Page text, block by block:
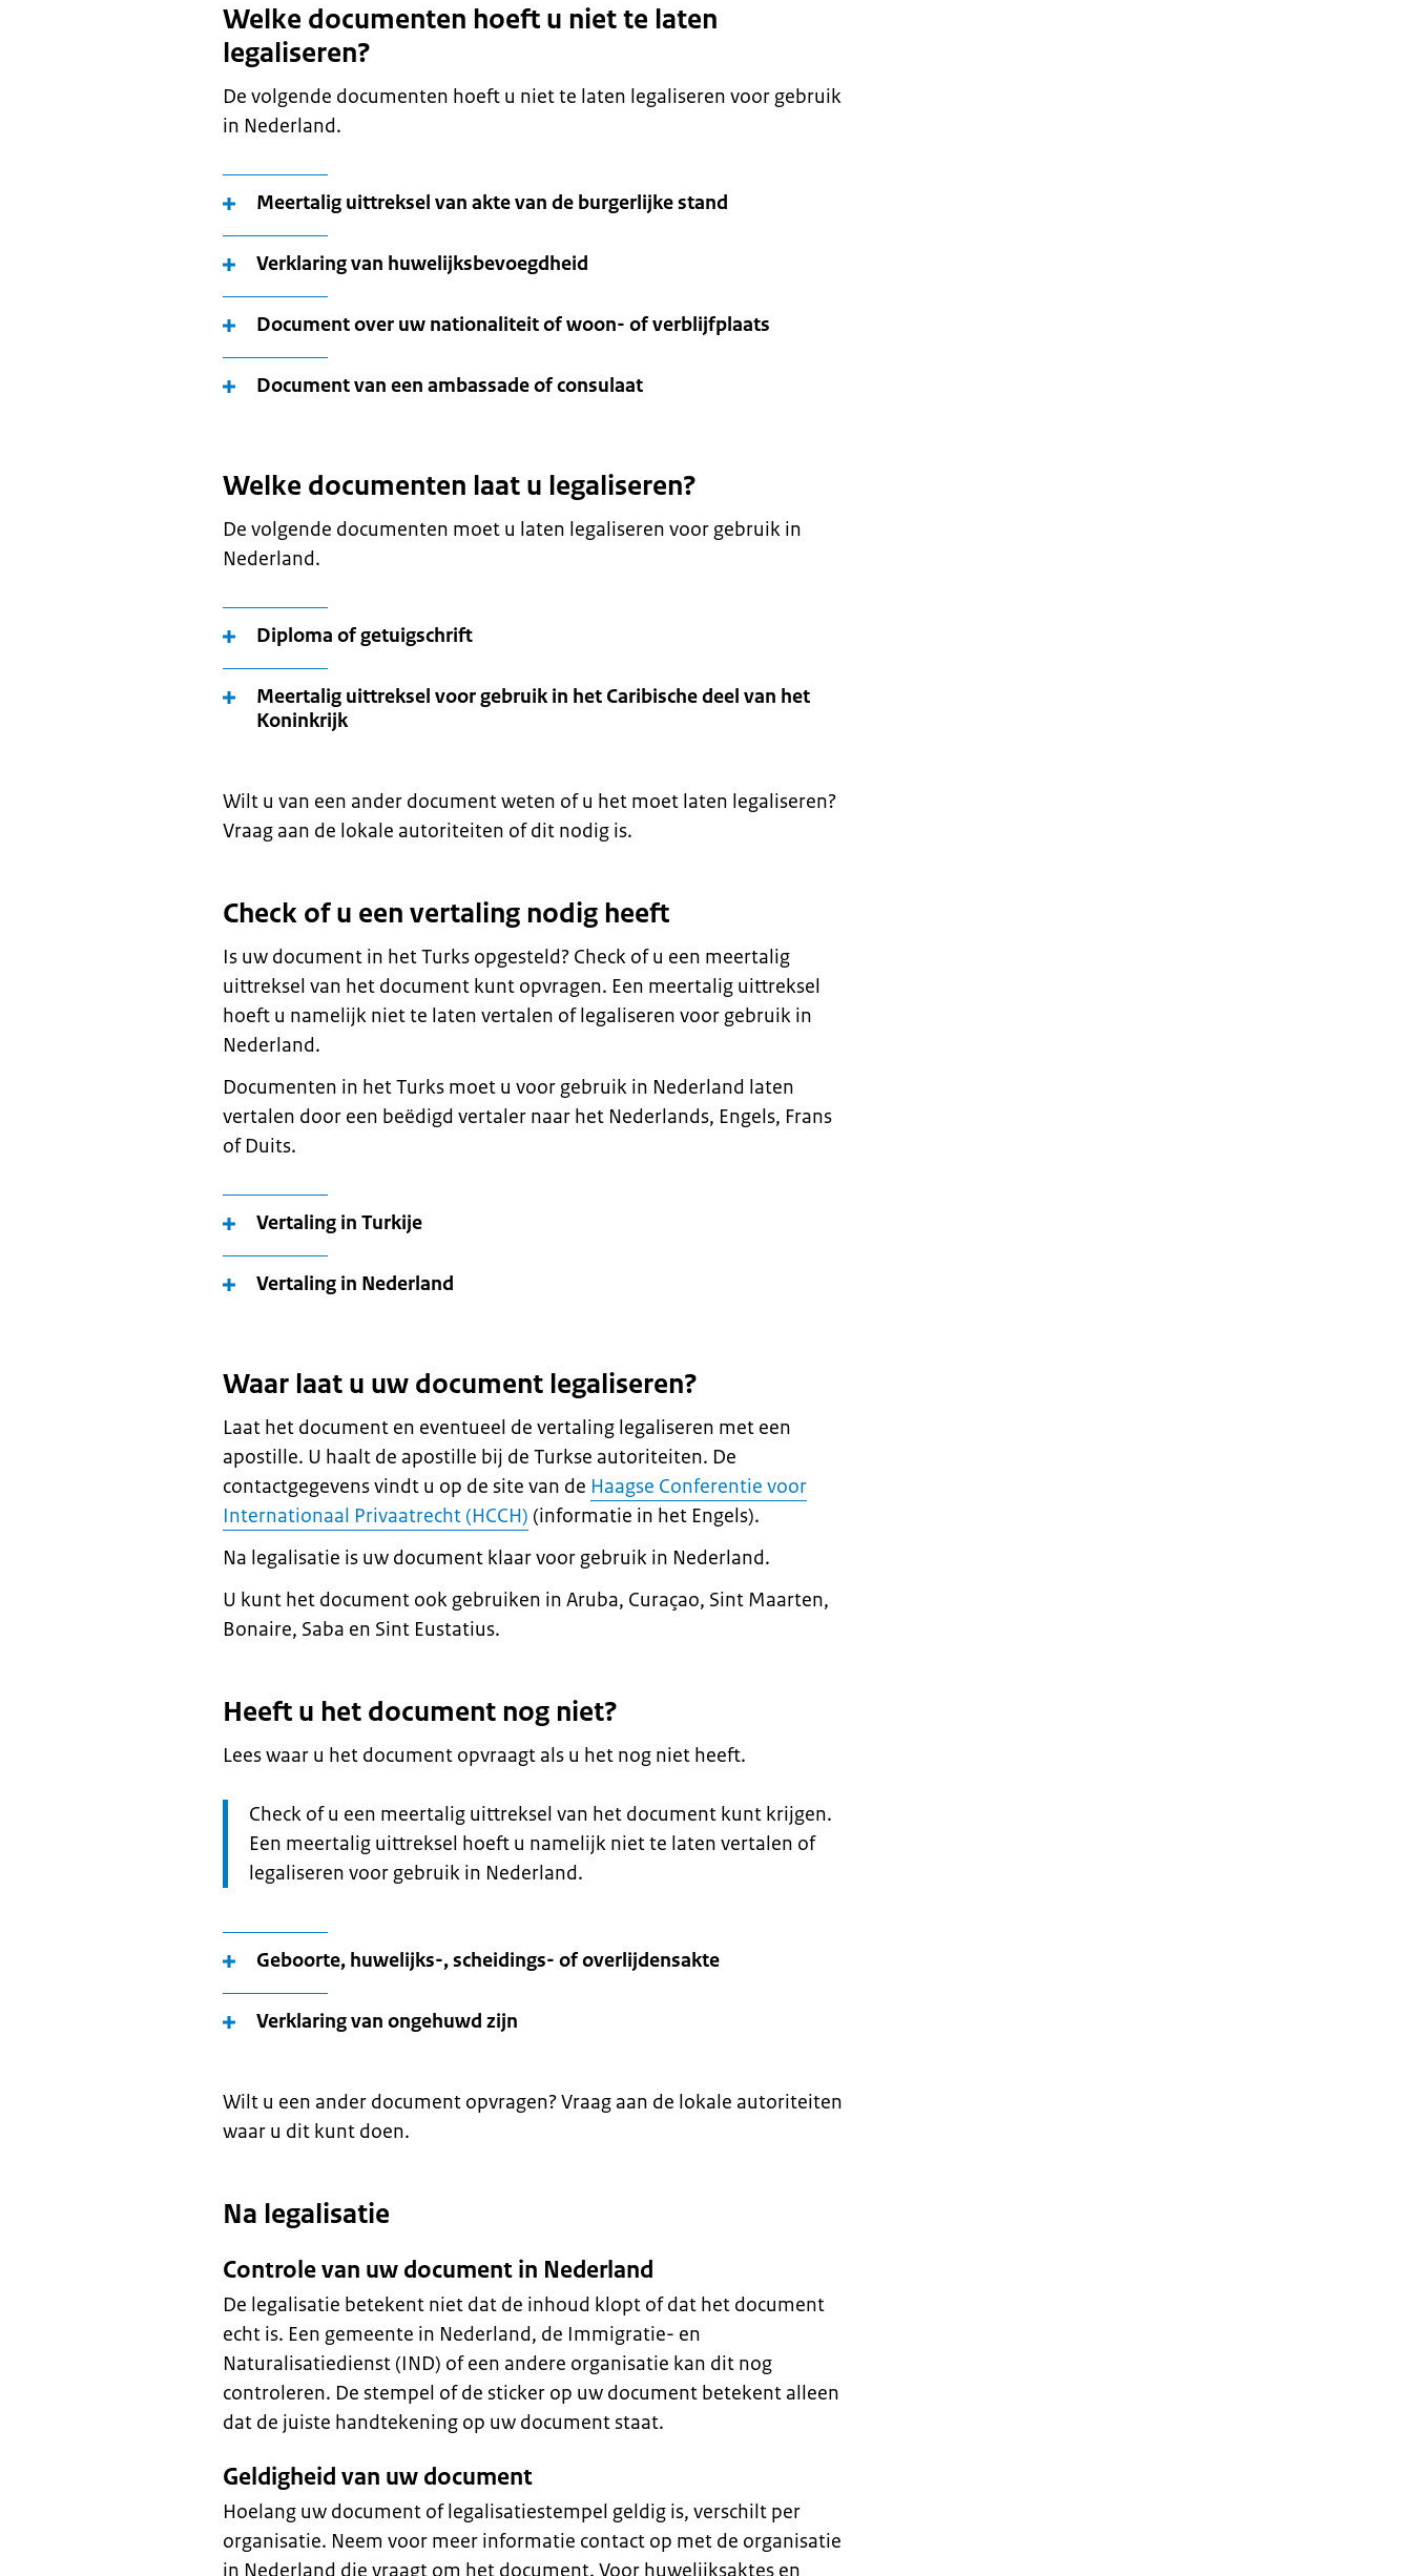
Welke documenten hoeft u niet te laten
legaliseren?
De volgende documenten hoeft u niet te laten legaliseren voor gebruik
in Nederland.
Meertalig uittreksel van akte van de burgerlijke stand
Verklaring van huwelijksbevoegdheid
Document over uw nationaliteit of woon- of verblijfplaats
Document van een ambassade of consulaat
Welke documenten laat u legaliseren?
De volgende documenten moet u laten legaliseren voor gebruik in
Nederland.
Diploma of getuigschrift
Meertalig uittreksel voor gebruik in het Caribische deel van het
Koninkrijk
Wilt u van een ander document weten of u het moet laten legaliseren?
Vraag aan de lokale autoriteiten of dit nodig is.
Check of u een vertaling nodig heeft
Is uw document in het Turks opgesteld? Check of u een meertalig
uittreksel van het document kunt opvragen. Een meertalig uittreksel
hoeft u namelijk niet te laten vertalen of legaliseren voor gebruik in
Nederland.
Documenten in het Turks moet u voor gebruik in Nederland laten
vertalen door een beëdigd vertaler naar het Nederlands, Engels, Frans
of Duits.
Vertaling in Turkije
Vertaling in Nederland
Waar laat u uw document legaliseren?
Laat het document en eventueel de vertaling legaliseren met een
apostille. U haalt de apostille bij de Turkse autoriteiten. De
contactgegevens vindt u op de site van de Haagse Conferentie voor
Internationaal Privaatrecht (HCCH) (informatie in het Engels).
Na legalisatie is uw document klaar voor gebruik in Nederland.
U kunt het document ook gebruiken in Aruba, Curaçao, Sint Maarten,
Bonaire, Saba en Sint Eustatius.
Heeft u het document nog niet?
Lees waar u het document opvraagt als u het nog niet heeft.
Let
op:
Check of u een meertalig uittreksel van het document kunt krijgen.
Een meertalig uittreksel hoeft u namelijk niet te laten vertalen of
legaliseren voor gebruik in Nederland.
Geboorte, huwelijks-, scheidings- of overlijdensakte
Verklaring van ongehuwd zijn
Wilt u een ander document opvragen? Vraag aan de lokale autoriteiten
waar u dit kunt doen.
Na legalisatie
Controle van uw document in Nederland
De legalisatie betekent niet dat de inhoud klopt of dat het document
echt is. Een gemeente in Nederland, de Immigratie- en
Naturalisatiedienst (IND) of een andere organisatie kan dit nog
controleren. De stempel of de sticker op uw document betekent alleen
dat de juiste handtekening op uw document staat.
Geldigheid van uw document
Hoelang uw document of legalisatiestempel geldig is, verschilt per
organisatie. Neem voor meer informatie contact op met de organisatie
in Nederland die vraagt om het document. Voor huwelijksaktes en